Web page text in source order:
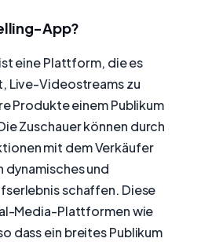
App?
eine Plattform, die es
Live-Videostreams zu
Produkte einem Publikum
Zuschauer können durch
mit dem Verkäufer
dynamisches und
schaffen. Diese
Media-Plattformen wie
dass ein breites Publikum